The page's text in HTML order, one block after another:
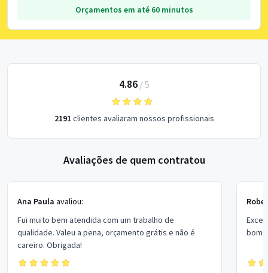
Orçamentos em até 60 minutos
4.86/ 5
2191 clientes avaliaram nossos profissionais
Avaliações de quem contratou
Ana Paula avaliou:
Fui muito bem atendida com um trabalho de
qualidade. Valeu a pena, orçamento grátis e não é
careiro. Obrigada!
bom